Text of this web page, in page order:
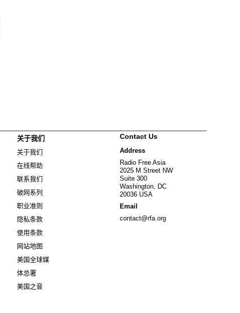
关于我们
关于我们
在线帮助
联系我们
破网系列
职业准则
隐私条款
使用条款
网站地图
美国全球媒
体总署
美国之音
Contact Us
Address
Radio Free Asia
2025 M Street NW
Suite 300
Washington, DC
20036 USA
Email
contact@rfa.org